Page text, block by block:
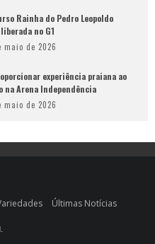
Rainha do Pedro Leopoldo
no G1
maio de 2026
experiência praiana ao
na Arena Independência
maio de 2026
Últimas Notícias